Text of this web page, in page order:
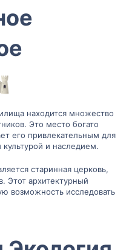
находится множество
Это место богато
его привлекательным для
культурой и наследием.
старинная церковь,
Этот архитектурный
возможность исследовать